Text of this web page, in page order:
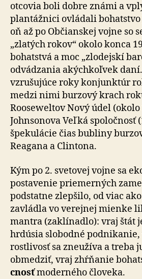
otcovia boli dobre známi a
plantážnici ovládali bohatstvo
oň až po Občianskej vojne so
„zlatých rokov“ okolo konca
bohatstvá a moc „zlodejskí
odvádzania akýchkoľvek
vzrušujúce roky konjunktúr
medzi nimi burzový krach
Rooseweltov Nový údel (okolo
Johnsonova Veľká spoločnosť
špekulácie čias bubliny
Reagana a Clintona.
Kým po 2. svetovej vojne sa
postavenie priemerných
podstatne zlepšilo, od viac
zavládla vo verejnej mienke
mantra (zaklínadlo): vraj štát
hrdúsia slobodné
ros­tli­vosť sa zneužíva a treba
obmedziť, vraj zhŕňanie
cnosťmoderného človeka.